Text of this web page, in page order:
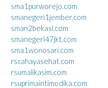
sma1purworejo.com
smanegeri1jember.com
sman2bekasi.com
smanegeri47jkt.com
sma1wonosari.com
rscahayasehat.com
rsumalikasim.com
rsuprimaintimedika.com